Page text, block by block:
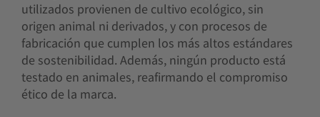
utilizados provienen de cultivo ecológico, sin
origen animal ni derivados, y con procesos de
fabricación que cumplen los más altos estándares
de sostenibilidad. Además, ningún producto está
testado en animales, reafirmando el compromiso
ético de la marca.